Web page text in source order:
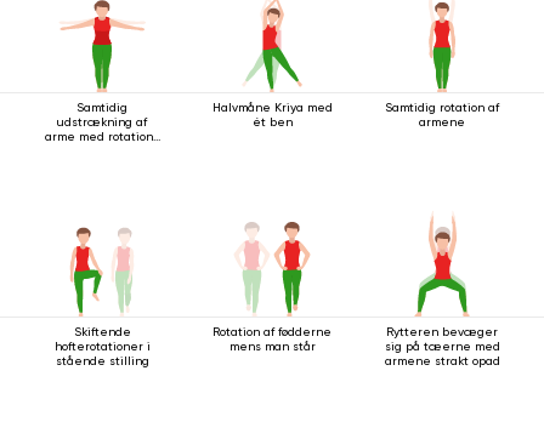
Samtidig
udstrækning af
arme med rotation i
Halvmåne Kriya med
ét ben
Samtidig rotation af
armene
Skiftende
hofterotationer i
stående stilling
Rotation af fødderne
mens man står
Rytteren bevæger
sig på tæerne med
armene strakt opad